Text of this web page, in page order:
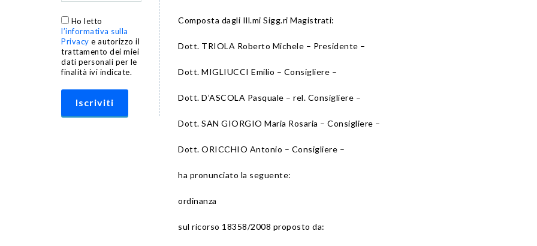
Ho letto
l’informativa sulla
Privacy e autorizzo il
trattamento dei miei
dati personali per le
finalità ivi indicate.
Composta dagli Ill.mi Sigg.ri Magistrati:
Dott. TRIOLA Roberto Michele – Presidente –
Dott. MIGLIUCCI Emilio – Consigliere –
Dott. D’ASCOLA Pasquale – rel. Consigliere –
Dott. SAN GIORGIO Maria Rosaria – Consigliere –
Dott. ORICCHIO Antonio – Consigliere –
ha pronunciato la seguente:
ordinanza
sul ricorso 18358/2008 proposto da: